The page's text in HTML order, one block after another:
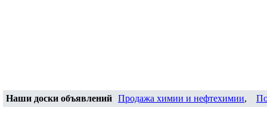
Наши доски объявлений Продажа химии и нефтехимии,